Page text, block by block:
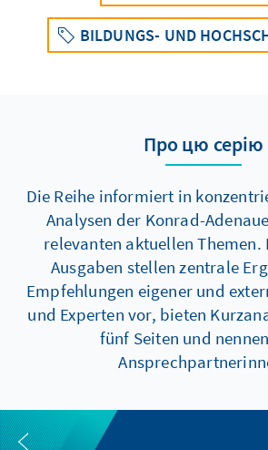
BILDUNGS- UND
Про цю серію
Die Reihe informiert in
Analysen der Konrad-
relevanten aktuellen Themen.
Ausgaben stellen zentrale
Empfehlungen eigener und
und Experten vor, bieten
fünf Seiten und